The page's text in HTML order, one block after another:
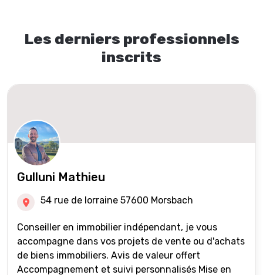
Les derniers professionnels
inscrits
Gulluni Mathieu
54 rue de lorraine 57600 Morsbach
Conseiller en immobilier indépendant, je vous
accompagne dans vos projets de vente ou d'achats
de biens immobiliers. Avis de valeur offert
Accompagnement et suivi personnalisés Mise en